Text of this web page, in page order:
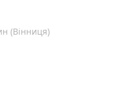
(Вінниця)